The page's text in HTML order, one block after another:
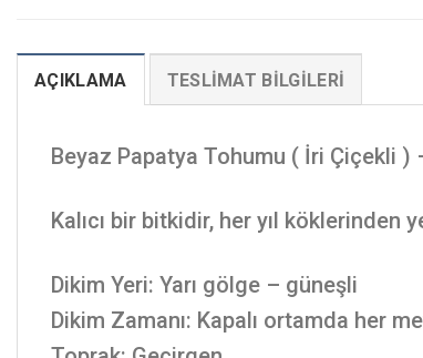
AÇIKLAMA TESLIMAT BILGILERI
Beyaz Papatya Tohumu ( İri Çiçekli )
Kalıcı bir bitkidir, her yıl köklerinden
Dikim Yeri: Yarı gölge – güneşli
Dikim Zamanı: Kapalı ortamda her